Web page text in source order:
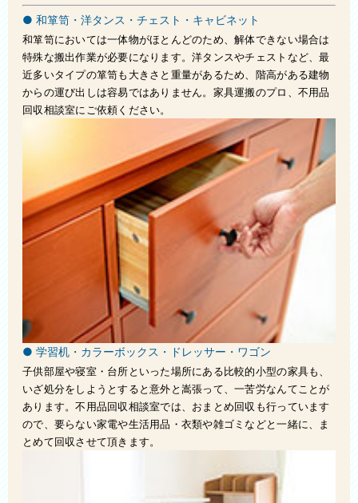
● 和箪笥・洋タンス・チェスト・キャビネット
和箪笥においては一体物がほとんどのため、解体できない場合は
特殊な搬出作業が必要になります。洋タンスやチェストなど、最
近多いタイプの箪笥も大きさと重量があるため、階高がある建物
からの運び出しは容易ではありません。家具運搬のプロ、不用品
回収相談室にご依頼ください。
● 学習机・カラーボックス・ドレッサー・ワゴン
子供部屋や寝室・台所といった場所にある比較的小型の家具も、
いざ処分をしようとすると意外と嵩張って、一苦労なんてことが
あります。不用品回収相談室では、おまとめ回収も行っています
ので、要らない家電や生活用品・衣類や雑ゴミなどと一緒に、ま
とめて回収させて頂きます。
植木処分
お問い合わせ
スタッフブログ
会社概要